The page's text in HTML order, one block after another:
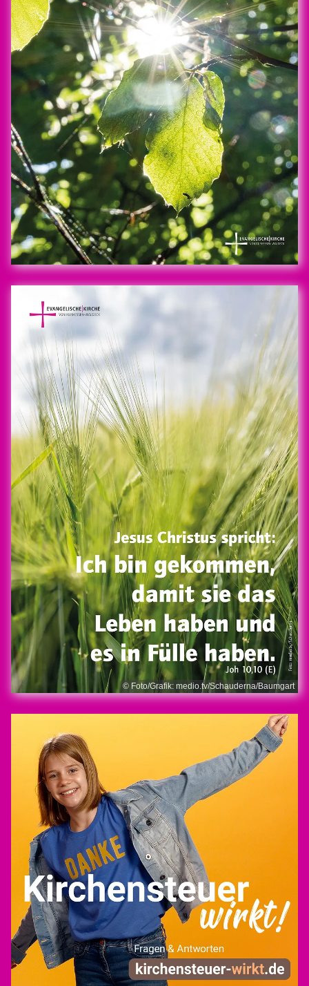
© Foto/Grafik: medio.tv/Schauderna/Baumgart